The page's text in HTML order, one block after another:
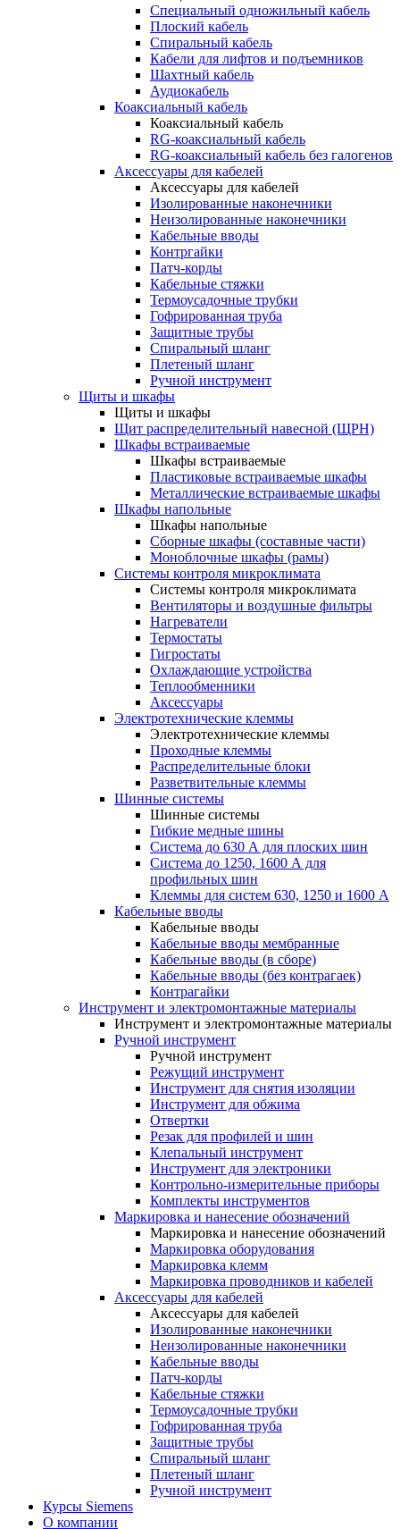
Специальный одножильный кабель
Плоский кабель
Спиральный кабель
Кабели для лифтов и подъемников
Шахтный кабель
Аудиокабель
Коаксиальный кабель
Коаксиальный кабель
RG-коаксиальный кабель
RG-коаксиальный кабель без галогенов
Аксессуары для кабелей
Аксессуары для кабелей
Изолированные наконечники
Неизолированные наконечники
Кабельные вводы
Контргайки
Патч-корды
Кабельные стяжки
Термоусадочные трубки
Гофрированная труба
Защитные трубы
Спиральный шланг
Плетеный шланг
Ручной инструмент
Щиты и шкафы
Щиты и шкафы
Щит распределительный навесной (ЩРН)
Шкафы встраиваемые
Шкафы встраиваемые
Пластиковые встраиваемые шкафы
Металлические встраиваемые шкафы
Шкафы напольные
Шкафы напольные
Сборные шкафы (составные части)
Моноблочные шкафы (рамы)
Системы контроля микроклимата
Системы контроля микроклимата
Вентиляторы и воздушные фильтры
Нагреватели
Термостаты
Гигростаты
Охлаждающие устройства
Теплообменники
Аксессуары
Электротехнические клеммы
Электротехнические клеммы
Проходные клеммы
Распределительные блоки
Разветвительные клеммы
Шинные системы
Шинные системы
Гибкие медные шины
Система до 630 А для плоских шин
Система до 1250, 1600 А для
профильных шин
Клеммы для систем 630, 1250 и 1600 А
Кабельные вводы
Кабельные вводы
Кабельные вводы мембранные
Кабельные вводы (в сборе)
Кабельные вводы (без контрагаек)
Контрагайки
Инструмент и электромонтажные материалы
Инструмент и электромонтажные материалы
Ручной инструмент
Ручной инструмент
Режущий инструмент
Инструмент для снятия изоляции
Инструмент для обжима
Отвертки
Резак для профилей и шин
Клепальный инструмент
Инструмент для электроники
Контрольно-измерительные приборы
Комплекты инструментов
Маркировка и нанесение обозначений
Маркировка и нанесение обозначений
Маркировка оборудования
Маркировка клемм
Маркировка проводников и кабелей
Аксессуары для кабелей
Аксессуары для кабелей
Изолированные наконечники
Неизолированные наконечники
Кабельные вводы
Патч-корды
Кабельные стяжки
Термоусадочные трубки
Гофрированная труба
Защитные трубы
Спиральный шланг
Плетеный шланг
Ручной инструмент
Курсы Siemens
О компании